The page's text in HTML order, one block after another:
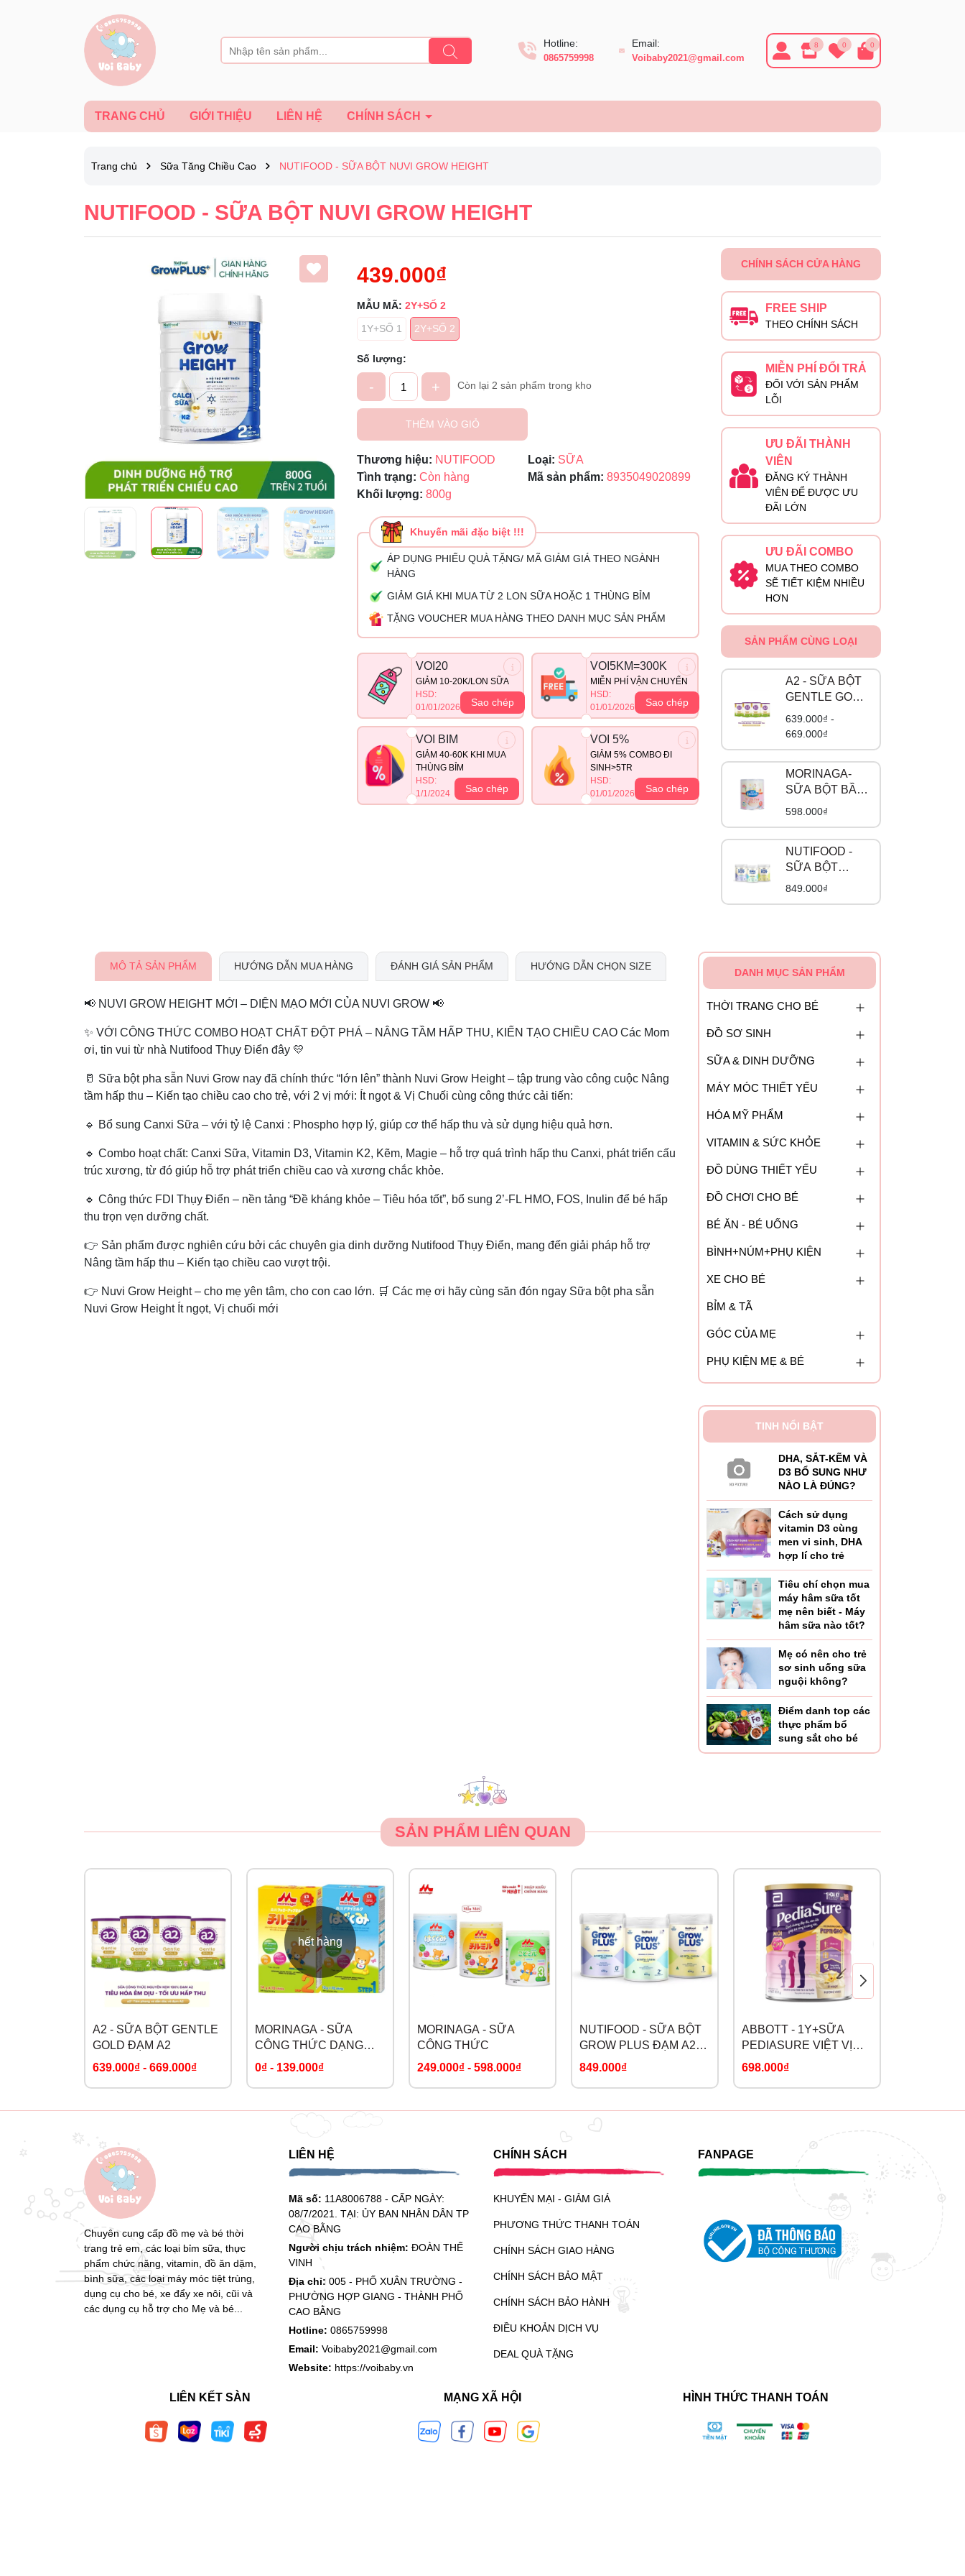
Hotline:
0865759998
Email:
Voibaby2021@gmail.com
8 0 0
TRANG CHỦ GIỚI THIỆU LIÊN HỆ CHÍNH SÁCH
Trang chủ Sữa Tăng Chiều Cao NUTIFOOD - SỮA BỘT NUVI GROW HEIGHT
NUTIFOOD - SỮA BỘT NUVI GROW HEIGHT
439.000₫
MẪU MÃ: 2Y+SỐ 2
1Y+SỐ 1
2Y+SỐ 2
Số lượng:
- + Còn lại 2 sản phẩm trong kho
THÊM VÀO GIỎ
Thương hiệu: NUTIFOOD Loại: SỮA
Tình trạng: Còn hàng Mã sản phẩm: 8935049020899
Khối lượng: 800g
Khuyến mãi đặc biệt !!!
ÁP DỤNG PHIẾU QUÀ TẶNG/ MÃ GIẢM GIÁ THEO NGÀNH
HÀNG
GIẢM GIÁ KHI MUA TỪ 2 LON SỮA HOẶC 1 THÙNG BỈM
TẶNG VOUCHER MUA HÀNG THEO DANH MỤC SẢN PHẨM
VOI20
GIẢM 10-20K/LON SỮA
HSD:
01/01/2026
Sao chép
VOI5KM=300K
MIỄN PHÍ VẬN CHUYỂN
HSD:
01/01/2026
Sao chép
VOI BIM
GIẢM 40-60K KHI MUA
THÙNG BỈM
HSD:
1/1/2024
Sao chép
VOI 5%
GIẢM 5% COMBO ĐI
SINH>5TR
HSD:
01/01/2026
Sao chép
Mã giảm giá:
Điều kiện:
CHÍNH SÁCH CỬA HÀNG
FREE SHIP
THEO CHÍNH SÁCH
MIỄN PHÍ ĐỔI TRẢ
ĐỐI VỚI SẢN PHẨM
LỖI
ƯU ĐÃI THÀNH
VIÊN
ĐĂNG KÝ THÀNH
VIÊN ĐỂ ĐƯỢC ƯU
ĐÃI LỚN
ƯU ĐÃI COMBO
MUA THEO COMBO
SẼ TIẾT KIỆM NHIỀU
HƠN
SẢN PHẨM CÙNG LOẠI
A2 - SỮA BỘT
GENTLE GOLD
ĐẠM A2
639.000₫ -
669.000₫
MORINAGA-
SỮA BỘT BẦU
VỊ TRÀ SỮA
598.000₫
NUTIFOOD -
SỮA BỘT
GROW PLUS
849.000₫
MÔ TẢ SẢN PHẨM HƯỚNG DẪN MUA HÀNG ĐÁNH GIÁ SẢN PHẨM HƯỚNG DẪN CHỌN SIZE
📢 NUVI GROW HEIGHT MỚI – DIỆN MẠO MỚI CỦA NUVI GROW 📢
✨ VỚI CÔNG THỨC COMBO HOẠT CHẤT ĐỘT PHÁ – NÂNG TẦM HẤP THU, KIẾN TẠO CHIỀU CAO Các Mom
ơi, tin vui từ nhà Nutifood Thụy Điển đây 💛
🥛 Sữa bột pha sẵn Nuvi Grow nay đã chính thức “lớn lên” thành Nuvi Grow Height – tập trung vào công cuộc Nâng
tầm hấp thu – Kiến tạo chiều cao cho trẻ, với 2 vị mới: Ít ngọt & Vị Chuối cùng công thức cải tiến:
🔹 Bổ sung Canxi Sữa – với tỷ lệ Canxi : Phospho hợp lý, giúp cơ thể hấp thu và sử dụng hiệu quả hơn.
🔹 Combo hoạt chất: Canxi Sữa, Vitamin D3, Vitamin K2, Kẽm, Magie – hỗ trợ quá trình hấp thu Canxi, phát triển cấu
trúc xương, từ đó giúp hỗ trợ phát triển chiều cao và xương chắc khỏe.
🔹 Công thức FDI Thụy Điển – nền tảng “Đề kháng khỏe – Tiêu hóa tốt”, bổ sung 2’-FL HMO, FOS, Inulin để bé hấp
thu trọn vẹn dưỡng chất.
👉 Sản phẩm được nghiên cứu bởi các chuyên gia dinh dưỡng Nutifood Thụy Điển, mang đến giải pháp hỗ trợ
Nâng tầm hấp thu – Kiến tạo chiều cao vượt trội.
👉 Nuvi Grow Height – cho mẹ yên tâm, cho con cao lớn. 🛒 Các mẹ ơi hãy cùng săn đón ngay Sữa bột pha sẵn
Nuvi Grow Height Ít ngọt, Vị chuối mới
DANH MỤC SẢN PHẨM
THỜI TRANG CHO BÉ
ĐỒ SƠ SINH
SỮA & DINH DƯỠNG
MÁY MÓC THIẾT YẾU
HÓA MỸ PHẨM
VITAMIN & SỨC KHỎE
ĐỒ DÙNG THIẾT YẾU
ĐỒ CHƠI CHO BÉ
BÉ ĂN - BÉ UỐNG
BÌNH+NÚM+PHỤ KIỆN
XE CHO BÉ
BỈM & TÃ
GÓC CỦA MẸ
PHỤ KIỆN MẸ & BÉ
TINH NỔI BẬT
DHA, SẮT-KẼM VÀ
D3 BỔ SUNG NHƯ
NÀO LÀ ĐÚNG?
Cách sử dụng
vitamin D3 cùng
men vi sinh, DHA
hợp lí cho trẻ
Tiêu chí chọn mua
máy hâm sữa tốt
mẹ nên biết - Máy
hâm sữa nào tốt?
Mẹ có nên cho trẻ
sơ sinh uống sữa
nguội không?
Điểm danh top các
thực phẩm bổ
sung sắt cho bé
SẢN PHẨM LIÊN QUAN
A2 - SỮA BỘT GENTLE
GOLD ĐẠM A2
639.000₫ - 669.000₫
hết hàng
MORINAGA - SỮA
CÔNG THỨC DẠNG
GÓI
0₫ - 139.000₫
MORINAGA - SỮA
CÔNG THỨC
249.000₫ - 598.000₫
NUTIFOOD - SỮA BỘT
GROW PLUS ĐẠM A2
BETA CASEIN
849.000₫
ABBOTT - 1Y+SỮA
PEDIASURE VIỆT VỊ
VANI
698.000₫
Chuyên cung cấp đồ mẹ và bé thời
trang trẻ em, các loại bỉm sữa, thực
phẩm chức năng, vitamin, đồ ăn dặm,
bình sữa, các loại máy móc tiệt trùng,
dụng cụ cho bé, xe đẩy xe nôi, cũi và
các dụng cụ hỗ trợ cho Mẹ và bé...
LIÊN HỆ
Mã số: 11A8006788 - CẤP NGÀY:
08/7/2021. TẠI: ỦY BAN NHÂN DÂN TP
CAO BẰNG
Người chịu trách nhiệm: ĐOÀN THẾ
VINH
Địa chỉ: 005 - PHỐ XUÂN TRƯỜNG -
PHƯỜNG HỢP GIANG - THÀNH PHỐ
CAO BẰNG
Hotline: 0865759998
Email: Voibaby2021@gmail.com
Website: https://voibaby.vn
CHÍNH SÁCH
KHUYẾN MẠI - GIẢM GIÁ
PHƯƠNG THỨC THANH TOÁN
CHÍNH SÁCH GIAO HÀNG
CHÍNH SÁCH BẢO MẬT
CHÍNH SÁCH BẢO HÀNH
ĐIỀU KHOẢN DỊCH VỤ
DEAL QUÀ TẶNG
FANPAGE
LIÊN KẾT SÀN MẠNG XÃ HỘI HÌNH THỨC THANH TOÁN